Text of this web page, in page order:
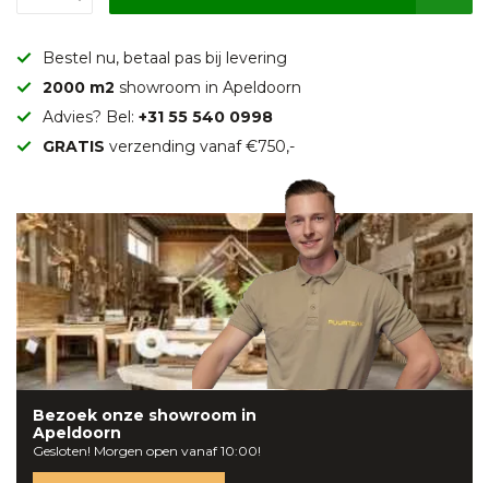
Bestel nu, betaal pas bij levering
2000 m2 showroom in Apeldoorn
Advies? Bel: +31 55 540 0998
GRATIS verzending vanaf €750,-
Bezoek onze showroom in
Apeldoorn
Gesloten! Morgen open vanaf 10:00!